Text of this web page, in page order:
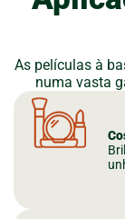
As películas à
numa vasta